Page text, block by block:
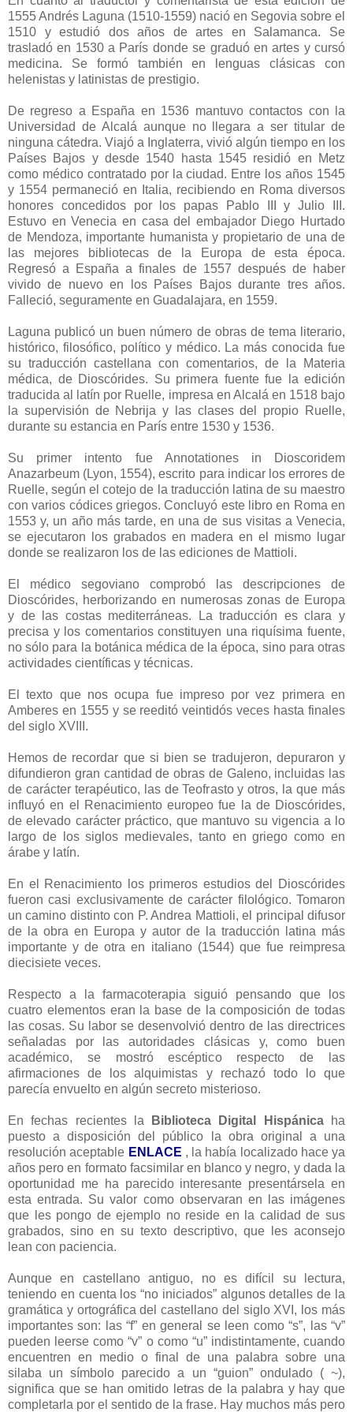
1555 Andrés Laguna (1510-1559) nació en Segovia sobre el
1510 y estudió dos años de artes en Salamanca. Se
trasladó en 1530 a París donde se graduó en artes y cursó
medicina. Se formó también en lenguas clásicas con
helenistas y latinistas de prestigio.
De regreso a España en 1536 mantuvo contactos con la
Universidad de Alcalá aunque no llegara a ser titular de
ninguna cátedra. Viajó a Inglaterra, vivió algún tiempo en los
Países Bajos y desde 1540 hasta 1545 residió en Metz
como médico contratado por la ciudad. Entre los años 1545
y 1554 permaneció en Italia, recibiendo en Roma diversos
honores concedidos por los papas Pablo III y Julio III.
Estuvo en Venecia en casa del embajador Diego Hurtado
de Mendoza, importante humanista y propietario de una de
las mejores bibliotecas de la Europa de esta época.
Regresó a España a finales de 1557 después de haber
vivido de nuevo en los Países Bajos durante tres años.
Falleció, seguramente en Guadalajara, en 1559.
Laguna publicó un buen número de obras de tema literario,
histórico, filosófico, político y médico. La más conocida fue
su traducción castellana con comentarios, de la Materia
médica, de Dioscórides. Su primera fuente fue la edición
traducida al latín por Ruelle, impresa en Alcalá en 1518 bajo
la supervisión de Nebrija y las clases del propio Ruelle,
durante su estancia en París entre 1530 y 1536.
Su primer intento fue Annotationes in Dioscoridem
Anazarbeum (Lyon, 1554), escrito para indicar los errores de
Ruelle, según el cotejo de la traducción latina de su maestro
con varios códices griegos. Concluyó este libro en Roma en
1553 y, un año más tarde, en una de sus visitas a Venecia,
se ejecutaron los grabados en madera en el mismo lugar
donde se realizaron los de las ediciones de Mattioli.
El médico segoviano comprobó las descripciones de
Dioscórides, herborizando en numerosas zonas de Europa
y de las costas mediterráneas. La traducción es clara y
precisa y los comentarios constituyen una riquísima fuente,
no sólo para la botánica médica de la época, sino para otras
actividades científicas y técnicas.
El texto que nos ocupa fue impreso por vez primera en
Amberes en 1555 y se reeditó veintidós veces hasta finales
del siglo XVIII.
Hemos de recordar que si bien se tradujeron, depuraron y
difundieron gran cantidad de obras de Galeno, incluidas las
de carácter terapéutico, las de Teofrasto y otros, la que más
influyó en el Renacimiento europeo fue la de Dioscórides,
de elevado carácter práctico, que mantuvo su vigencia a lo
largo de los siglos medievales, tanto en griego como en
árabe y latín.
En el Renacimiento los primeros estudios del Dioscórides
fueron casi exclusivamente de carácter filológico. Tomaron
un camino distinto con P. Andrea Mattioli, el principal difusor
de la obra en Europa y autor de la traducción latina más
importante y de otra en italiano (1544) que fue reimpresa
diecisiete veces.
Respecto a la farmacoterapia siguió pensando que los
cuatro elementos eran la base de la composición de todas
las cosas. Su labor se desenvolvió dentro de las directrices
señaladas por las autoridades clásicas y, como buen
académico, se mostró escéptico respecto de las
afirmaciones de los alquimistas y rechazó todo lo que
parecía envuelto en algún secreto misterioso.
En fechas recientes la Biblioteca Digital Hispánicaha
puesto a disposición del público la obra original a una
resolución aceptable ENLACE , la había localizado hace ya
años pero en formato facsimilar en blanco y negro, y dada la
oportunidad me ha parecido interesante presentársela en
esta entrada. Su valor como observaran en las imágenes
que les pongo de ejemplo no reside en la calidad de sus
grabados, sino en su texto descriptivo, que les aconsejo
lean con paciencia.
Aunque en castellano antiguo, no es difícil su lectura,
teniendo en cuenta los “no iniciados” algunos detalles de la
gramática y ortográfica del castellano del siglo XVI, los más
importantes son: las “f” en general se leen como “s”, las “v”
pueden leerse como “v” o como “u” indistintamente, cuando
encuentren en medio o final de una palabra sobre una
silaba un símbolo parecido a un “guion” ondulado ( ~),
significa que se han omitido letras de la palabra y hay que
completarla por el sentido de la frase. Hay muchos más pero